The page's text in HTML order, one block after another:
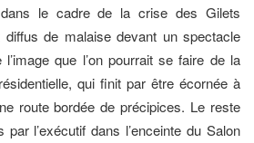
dans le cadre de la crise des Gilets
de malaise devant un spectacle
que l’on pourrait se faire de la
qui finit par être écornée à
route bordée de précipices. Le reste
l’exécutif dans l’enceinte du Salon